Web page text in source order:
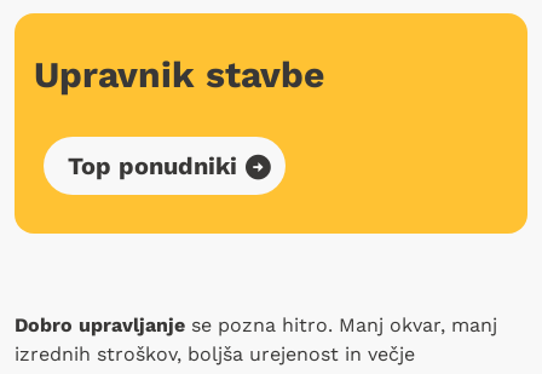
Upravnik stavbe
Top ponudniki
Dobro upravljanje se pozna hitro. Manj okvar, manj
izrednih stroškov, boljša urejenost in večje